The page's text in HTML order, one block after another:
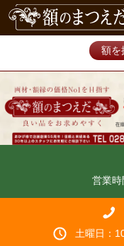
額を
営業
土曜日：